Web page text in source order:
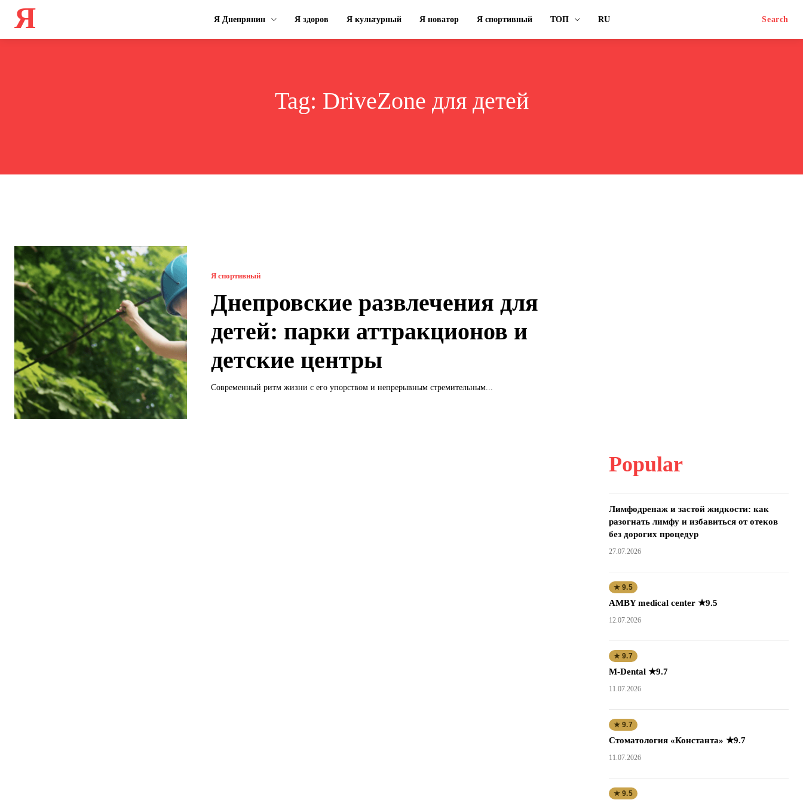
Я Я Днепрянин Я здоров Я культурный Я новатор Я спортивный ТОП RU Search
Tag: DriveZone для детей
Я спортивный
Днепровские развлечения для
детей: парки аттракционов и
детские центры
Современный ритм жизни с его упорством и непрерывным стремительным...
Popular
Лимфодренаж и застой жидкости: как
разогнать лимфу и избавиться от отеков
без дорогих процедур
27.07.2026
★ 9.5
AMBY medical center ★9.5
12.07.2026
★ 9.7
M-Dental ★9.7
11.07.2026
★ 9.7
Стоматология «Константа» ★9.7
11.07.2026
★ 9.5